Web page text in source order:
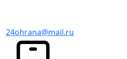
24ohrana@mail.ru